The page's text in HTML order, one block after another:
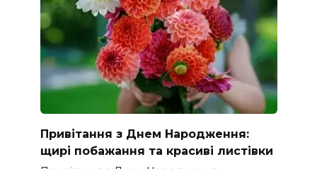
Привітання з Днем Народження:
щирі побажання та красиві листівки